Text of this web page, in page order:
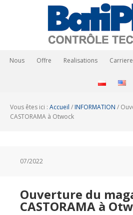
Nous Offre Realisations Carriere
Vous êtes ici : Accueil / INFORMATION /
CASTORAMA à Otwock
07/2022
Ouverture du
CASTORAMA à